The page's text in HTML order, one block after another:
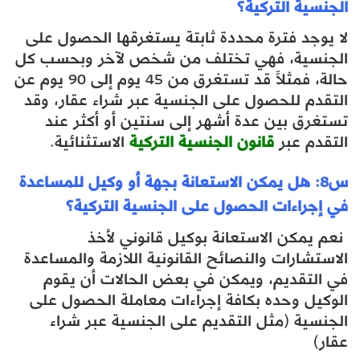
الجنسية التركية؟
لا يوجد فترة محددة ثابتة يستغرقها الحصول على
الجنسية، فهي تختلف من شخص لآخر وبحسب كل
حالة، فمثلاً قد تستغرق من 45 يوم إلى 90 يوم عن
التقدم للحصول على الجنسية عبر شراء عقار، وقد
تستغرق بين عدة أشهر إلى سنتين أو أكثر عند
التقدم عبرقانون الجنسية التركيةالاستثنائية.
س8: هل يمكن الاستعانة بجهة أو وكيل للمساعدة
في إجراءات الحصول على الجنسية التركية؟
نعم يمكن الاستعانة بوكيل قانوني لأخذ
الاستشارات والنصائح القانونية اللازمة والمساعدة
في التقديم، ويمكن في بعض الحالات أن يقوم
الوكيل وحده بكافة إجراءات معاملة الحصول على
الجنسية (مثل التقديم على الجنسية عبر شراء
عقار)